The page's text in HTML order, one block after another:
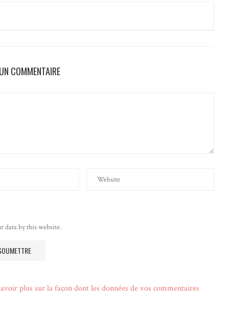
COMMENTAIRE
data by this website.
plus sur la façon dont les données de vos commentaires